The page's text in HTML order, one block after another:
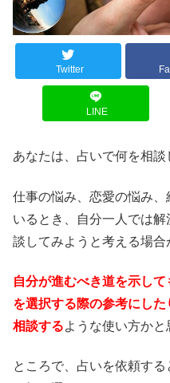
Twitter
LINE
あなたは、占いで何を相談
仕事の悩み、恋愛の悩み
いるとき、自分一人では
談してみようと考える場合
自分が進むべき道を示し
を選択する際の参考にし
相談するような使い方かと
ところで、占いを依頼す